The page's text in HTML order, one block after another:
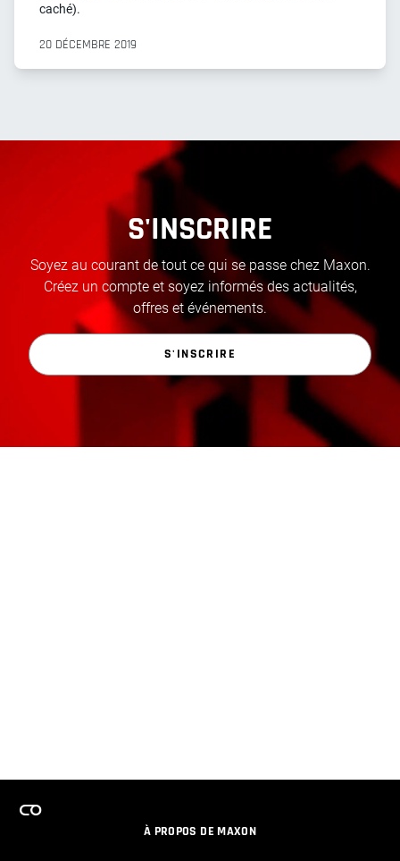
caché).
20 DÉCEMBRE 2019
S'INSCRIRE
Soyez au courant de tout ce qui se passe chez Maxon.
Créez un compte et soyez informés des actualités,
offres et événements.
S'INSCRIRE
À PROPOS DE MAXON